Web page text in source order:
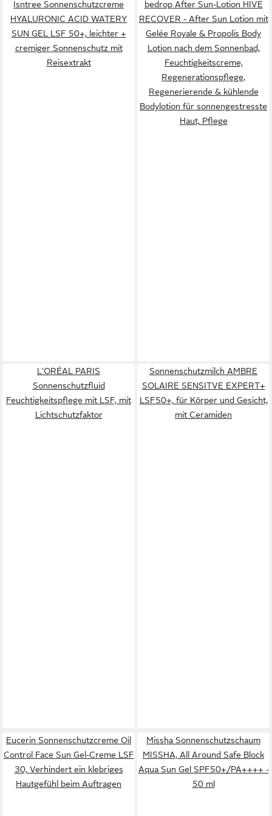
Isntree Sonnenschutzcreme
HYALURONIC ACID WATERY
SUN GEL LSF 50+, leichter +
cremiger Sonnenschutz mit
Reisextrakt
bedrop After Sun-Lotion HIVE
RECOVER - After Sun Lotion mit
Gelée Royale & Propolis Body
Lotion nach dem Sonnenbad,
Feuchtigkeitscreme,
Regenerationspflege,
Regenerierende & kühlende
Bodylotion für sonnengestresste
Haut, Pflege
L'ORÉAL PARIS
Sonnenschutzfluid
Feuchtigkeitspflege mit LSF, mit
Lichtschutzfaktor
Sonnenschutzmilch AMBRE
SOLAIRE SENSITVE EXPERT+
LSF50+, für Körper und Gesicht,
mit Ceramiden
Eucerin Sonnenschutzcreme Oil
Control Face Sun Gel-Creme LSF
30, Verhindert ein klebriges
Hautgefühl beim Auftragen
Missha Sonnenschutzschaum
MISSHA, All Around Safe Block
Aqua Sun Gel SPF50+/PA++++ -
50 ml